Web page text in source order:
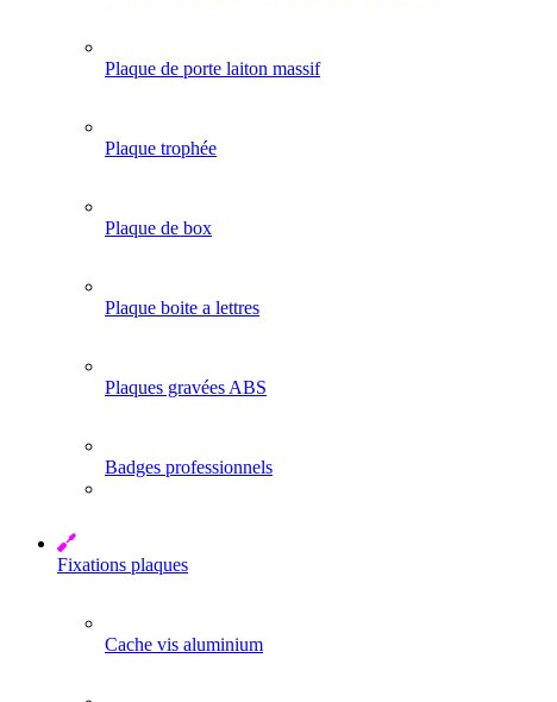
Plaque de porte laiton massif
Plaque trophée
Plaque de box
Plaque boite a lettres
Plaques gravées ABS
Badges professionnels
Fixations plaques
Cache vis aluminium